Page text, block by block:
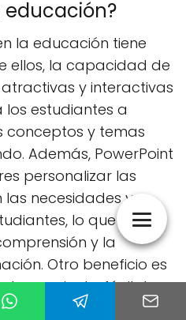
educación?
la educación tiene
ellos, la capacidad de
y interactivas
estudiantes a
conceptos y temas
Además, PowerPoint
personalizar las
las necesidades y
lo que puede
y la
Otro beneficio es
herramienta fácil de
permite a los